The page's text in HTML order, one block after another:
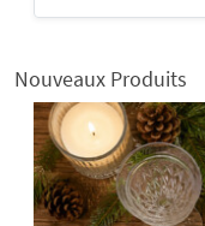
Nouveaux Produits